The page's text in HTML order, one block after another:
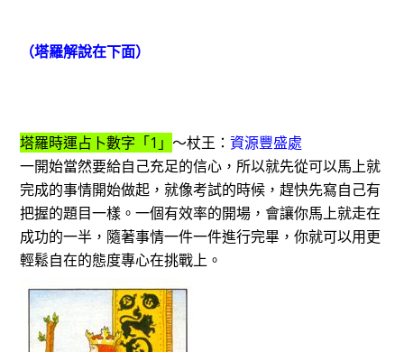
（塔羅解說在下面）
塔羅時運占卜數字「1」 ～杖王： 資源豐盛處
一開始當然要給自己充足的信心，所以就先從可以馬上就
完成的事情開始做起，就像考試的時候，趕快先寫自己有
把握的題目一樣。一個有效率的開場，會讓你馬上就走在
成功的一半，隨著事情一件一件進行完畢，你就可以用更
輕鬆自在的態度專心在挑戰上。